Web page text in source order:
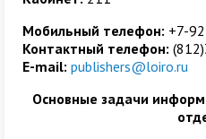
Мобильный телефон: +7-
Контактный телефон:
E-mail: publishers@loiro.ru
Основные задачи